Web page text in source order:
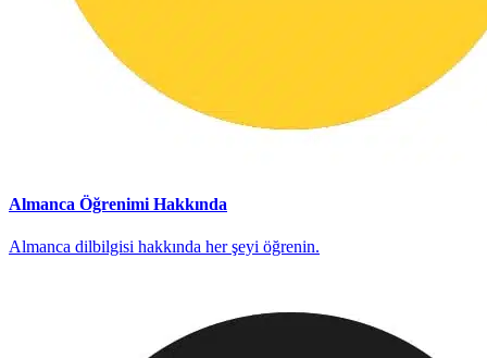
Almanca Öğrenimi Hakkında
Almanca dilbilgisi hakkında her şeyi öğrenin.